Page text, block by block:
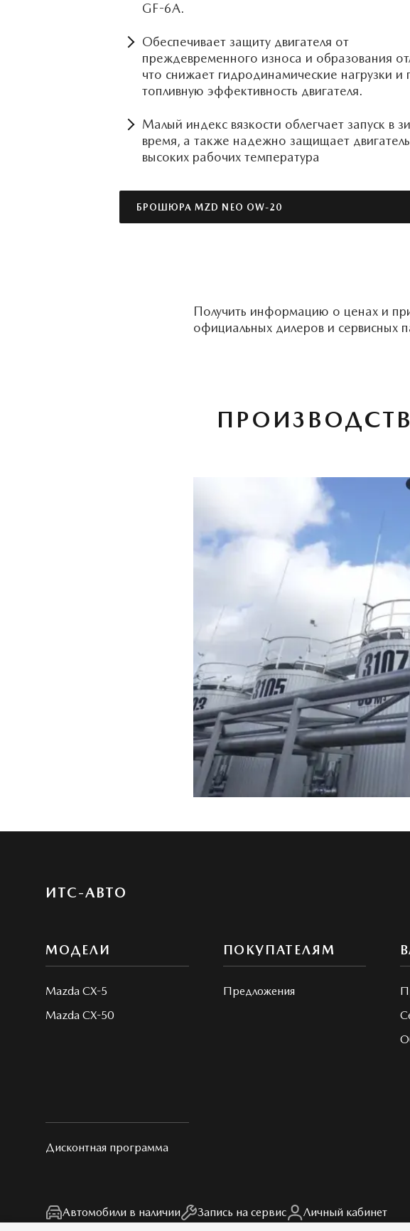
GF-6A.
Обеспечивает защиту двигателя от
преждевременного износа и образования
что снижает гидродинамические нагрузки
топливную эффективность двигателя.
Малый индекс вязкости облегчает запуск в
время, а также надежно защищает
высоких рабочих температура
БРОШЮРА MZD NEO OW-20
Получить информацию о ценах и
официальных дилеров и сервисных
ИТС-АВТО
МОДЕЛИ
Mazda CX-5
Mazda CX-50
ПОКУПАТЕЛЯМ
Предложения
Дисконтная программа
Автомобили в наличии Запись на сервис Личный кабинет